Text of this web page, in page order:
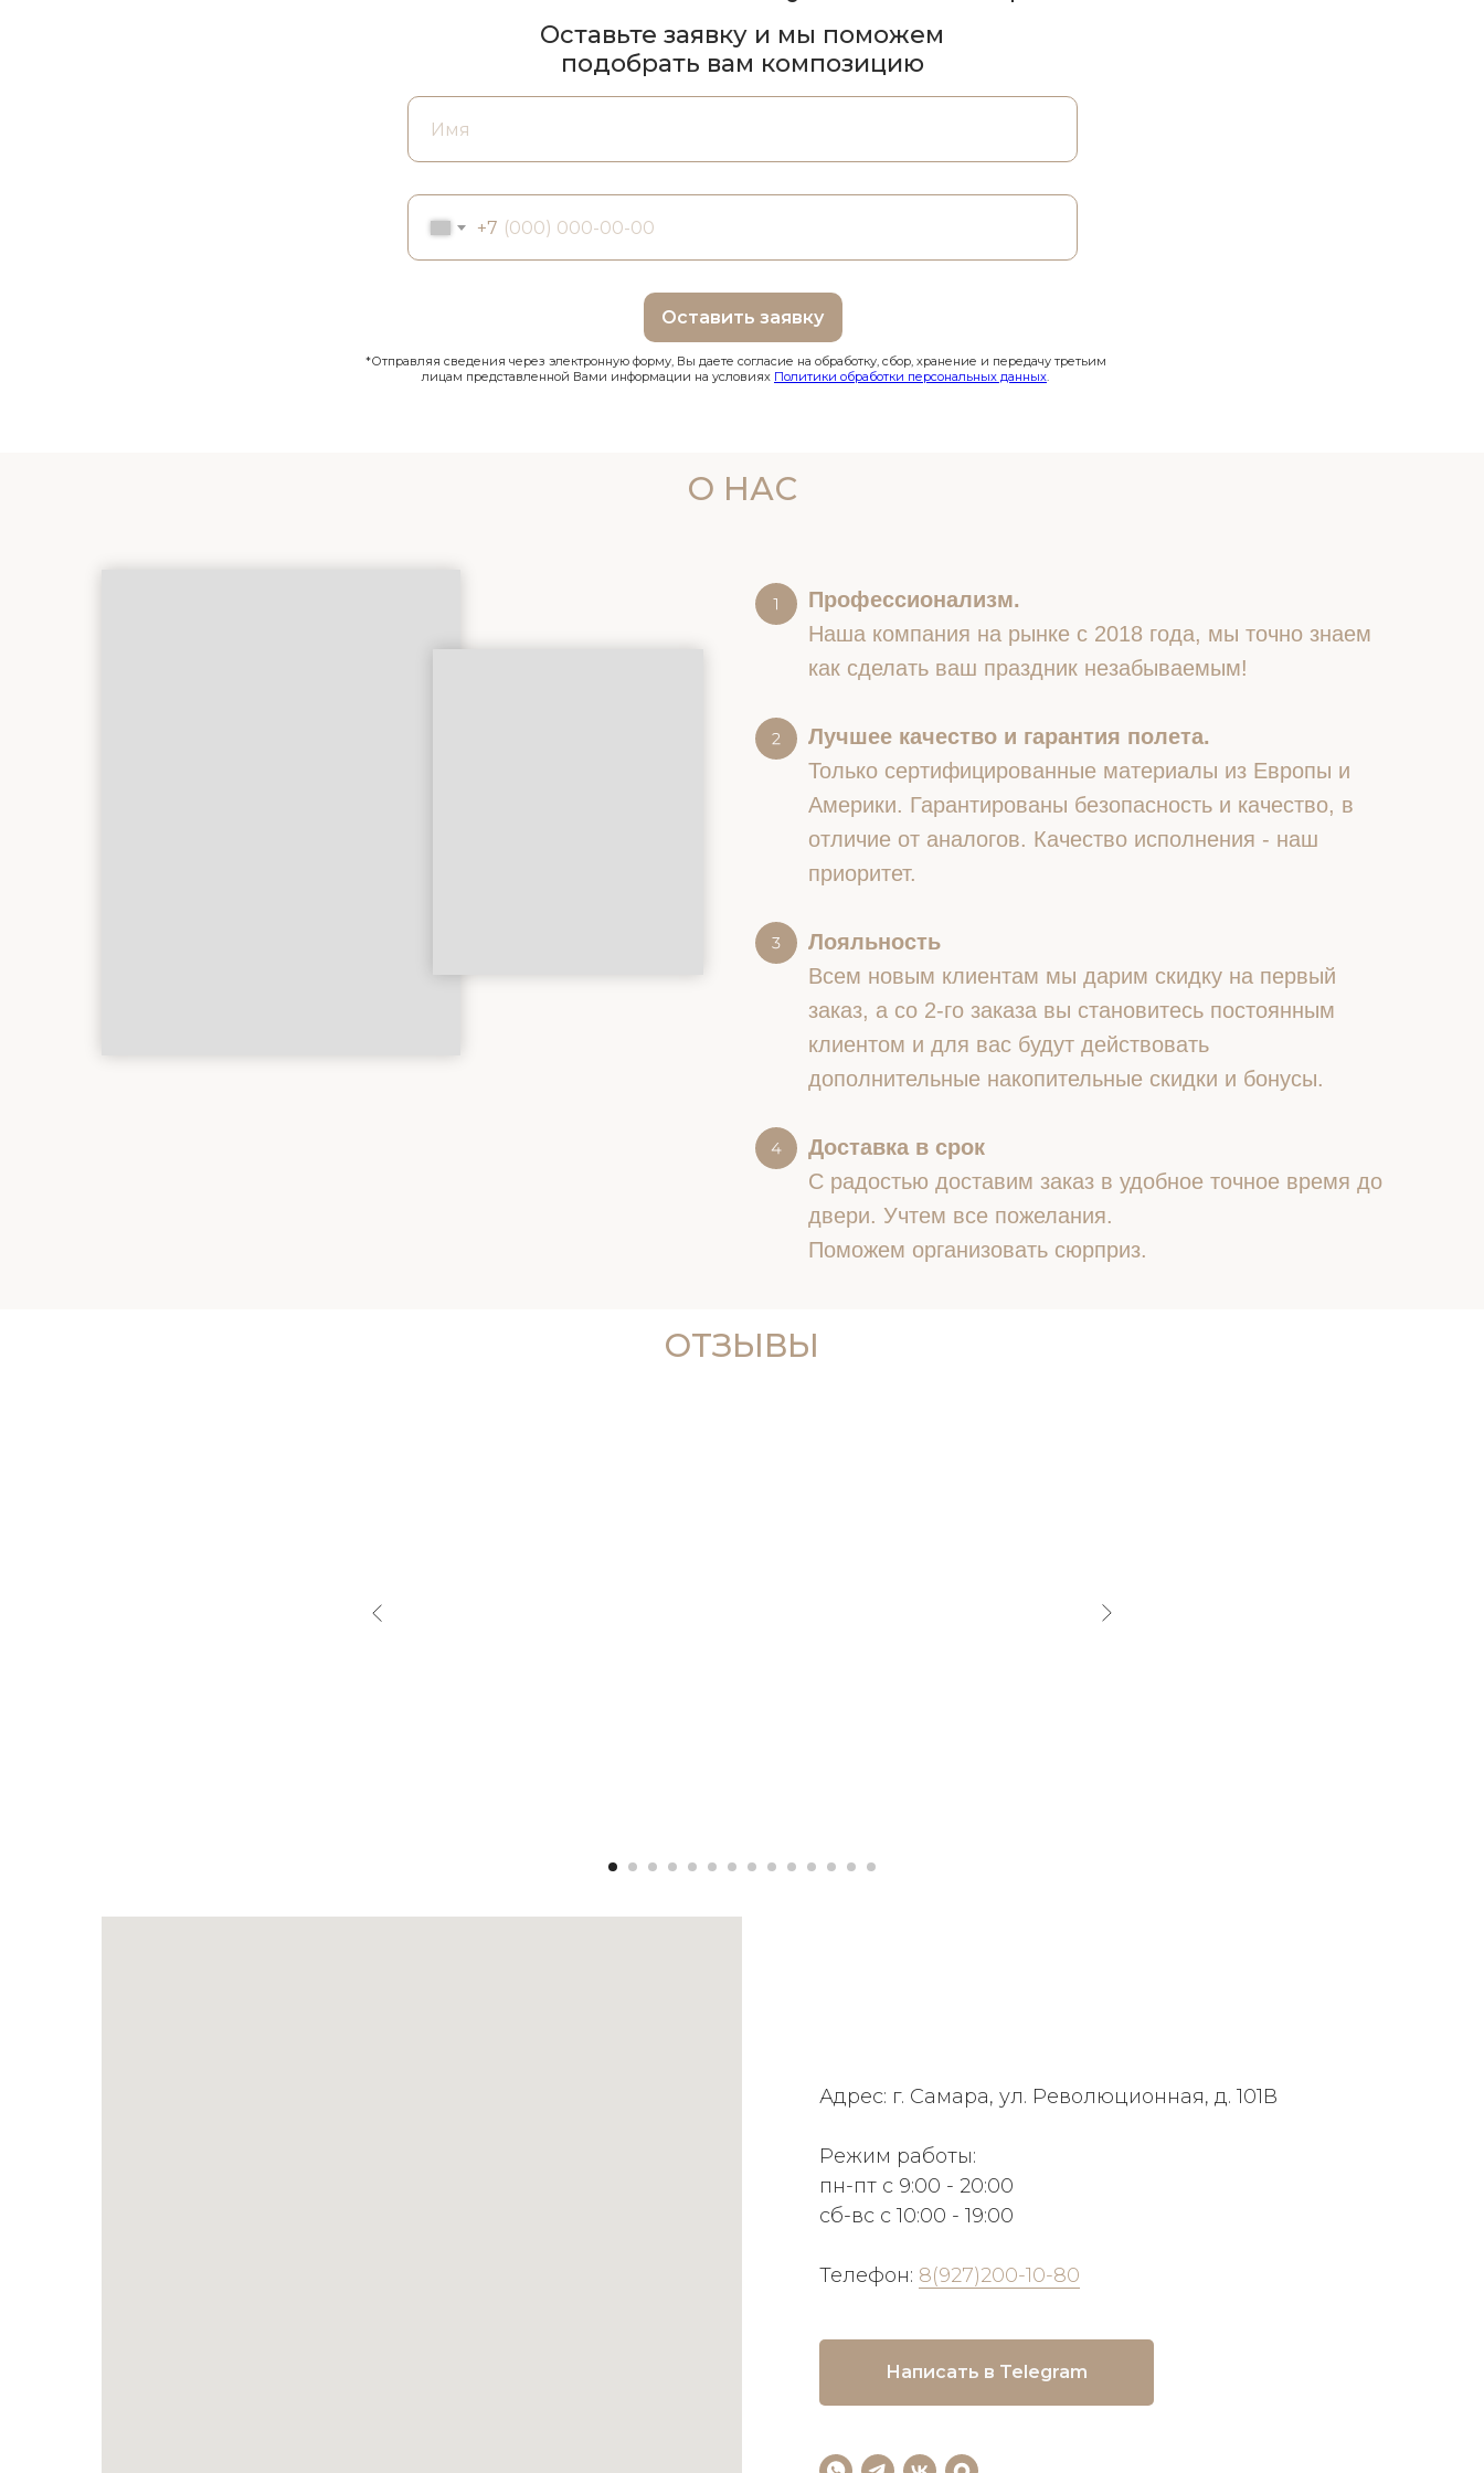
+7
Оставить заявку
Оставьте заявку и мы поможем
подобрать вам композицию
*Отправляя сведения через электронную форму, Вы даете согласие на обработку, сбор, хранение и передачу третьим
лицам представленной Вами информации на условиях Политики обработки персональных данных.
О НАС
Профессионализм.
Наша компания на рынке с 2018 года, мы точно знаем
как сделать ваш праздник незабываемым!
Лучшее качество и гарантия полета.
Только сертифицированные материалы из Европы и
Америки. Гарантированы безопасность и качество, в
отличие от аналогов. Качество исполнения - наш
приоритет.
Лояльность
Всем новым клиентам мы дарим скидку на первый
заказ, а со 2-го заказа вы становитесь постоянным
клиентом и для вас будут действовать
дополнительные накопительные скидки и бонусы.
Доставка в срок
С радостью доставим заказ в удобное точное время до
двери. Учтем все пожелания.
Поможем организовать сюрприз.
ОТЗЫВЫ
Адрес: г. Самара, ул. Революционная, д. 101В
Режим работы:
пн-пт с 9:00 - 20:00
сб-вс с 10:00 - 19:00
Телефон: 8(927)200-10-80
Написать в Telegram